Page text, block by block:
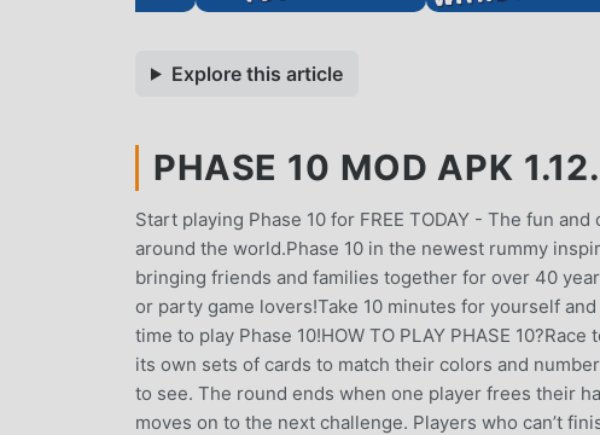
Explore this article
PHASE 10 MOD APK
Start playing Phase 10 for FREE TODAY - The fun
around the world.Phase 10 in the newest rummy
bringing friends and families together for over 40
or party game lovers!Take 10 minutes for yourself
time to play Phase 10!HOW TO PLAY PHASE
its own sets of cards to match their colors and
to see. The round ends when one player frees their
moves on to the next challenge. Players who can’t